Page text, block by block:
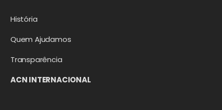
História
Quem Ajudamos
Transparência
ACN INTERNACIONAL